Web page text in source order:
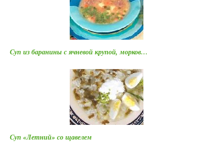
Суп из баранины с ячневой крупой, морков…
Суп «Летний» со щавелем